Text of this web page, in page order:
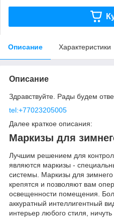
Описание Характеристики
Описание
Здравствуйте. Рады будем
tel:+77023205005
Далее краткое описания:
Маркизы для
Лучшим решением для
являются маркизы -
системы. Маркизы для
крепятся и позволяют вам
освещенности помещения.
аккуратный интеллигентный
интерьер любого стиля,